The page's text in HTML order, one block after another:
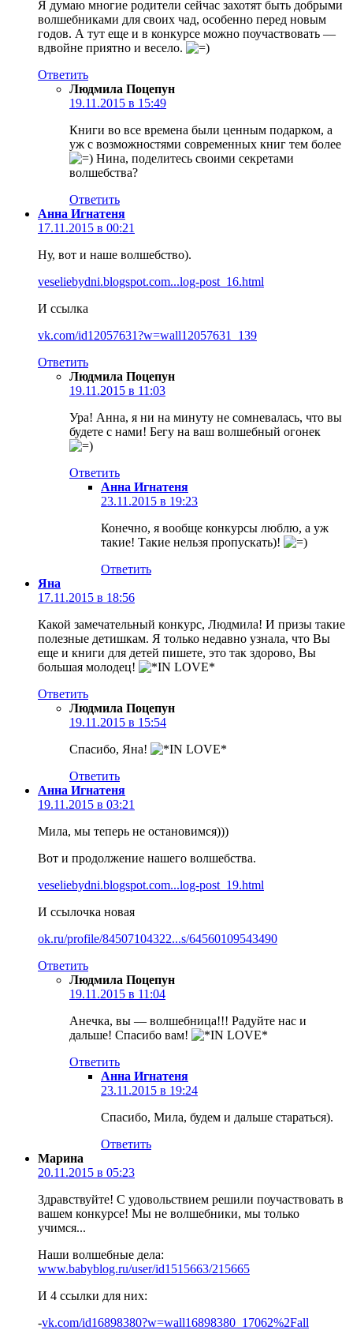
Я думаю многие родители сейчас захотят быть добрыми
волшебниками для своих чад, особенно перед новым
годов. А тут еще и в конкурсе можно поучаствовать —
вдвойне приятно и весело.
Ответить
Людмила Поцепун
19.11.2015 в 15:49
Книги во все времена были ценным подарком, а
уж с возможностями современных книг тем более
Нина, поделитесь своими секретами
волшебства?
Ответить
Анна Игнатеня
17.11.2015 в 00:21
Ну, вот и наше волшебство).
veseliebydni.blogspot.com...log-post_16.html
И ссылка
vk.com/id12057631?w=wall12057631_139
Ответить
Людмила Поцепун
19.11.2015 в 11:03
Ура! Анна, я ни на минуту не сомневалась, что вы
будете с нами! Бегу на ваш волшебный огонек
Ответить
Анна Игнатеня
23.11.2015 в 19:23
Конечно, я вообще конкурсы люблю, а уж
такие! Такие нельзя пропускать)!
Ответить
Яна
17.11.2015 в 18:56
Какой замечательный конкурс, Людмила! И призы такие
полезные детишкам. Я только недавно узнала, что Вы
еще и книги для детей пишете, это так здорово, Вы
большая молодец!
Ответить
Людмила Поцепун
19.11.2015 в 15:54
Спасибо, Яна!
Ответить
Анна Игнатеня
19.11.2015 в 03:21
Мила, мы теперь не остановимся)))
Вот и продолжение нашего волшебства.
veseliebydni.blogspot.com...log-post_19.html
И ссылочка новая
ok.ru/profile/84507104322...s/64560109543490
Ответить
Людмила Поцепун
19.11.2015 в 11:04
Анечка, вы — волшебница!!! Радуйте нас и
дальше! Спасибо вам!
Ответить
Анна Игнатеня
23.11.2015 в 19:24
Спасибо, Мила, будем и дальше стараться).
Ответить
Марина
20.11.2015 в 05:23
Здравствуйте! С удовольствием решили поучаствовать в
вашем конкурсе! Мы не волшебники, мы только
учимся...
Наши волшебные дела:
www.babyblog.ru/user/id1515663/215665
И 4 ссылки для них:
-vk.com/id16898380?w=wall16898380_17062%2Fall